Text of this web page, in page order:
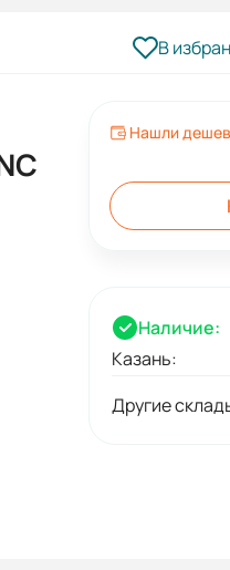
В
Нашли
Наличие:
Казань:
Другие